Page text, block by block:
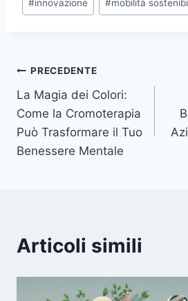
articolo:
#innovazione #mobilità
Navigazione
articoli
PRECEDENTE
La Magia dei Colori:
Come la Cromoterapia
Può Trasformare il Tuo
Benessere Mentale
Articoli simili